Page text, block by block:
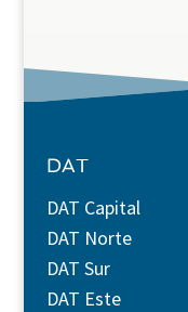
DAT
DAT Capital
DAT Norte
DAT Sur
DAT Este